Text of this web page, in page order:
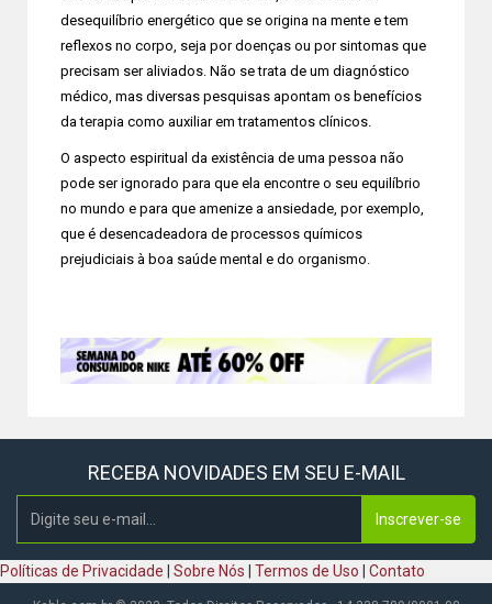
desequilíbrio energético que se origina na mente e tem
reflexos no corpo, seja por doenças ou por sintomas que
precisam ser aliviados. Não se trata de um diagnóstico
médico, mas diversas pesquisas apontam os benefícios
da terapia como auxiliar em tratamentos clínicos.
O aspecto espiritual da existência de uma pessoa não
pode ser ignorado para que ela encontre o seu equilíbrio
no mundo e para que amenize a ansiedade, por exemplo,
que é desencadeadora de processos químicos
prejudiciais à boa saúde mental e do organismo.
RECEBA NOVIDADES EM SEU E-MAIL
Inscrever-se
Políticas de Privacidade Sobre Nós Termos de Uso Contato